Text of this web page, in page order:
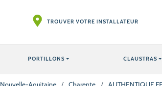
TROUVER VOTRE INSTALLATEUR
PORTILLONS CLAUSTRAS